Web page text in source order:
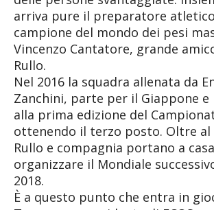
arriva pure il preparatore
campione del mondo dei pesi
Vincenzo Cantatore, grande
Rullo.
Nel 2016 la squadra allenata da
Zanchini, parte per il Giappone
alla prima edizione del
ottenendo il terzo posto. Oltre al
Rullo e compagnia portano a
organizzare il Mondiale
2018.
È a questo punto che entra in